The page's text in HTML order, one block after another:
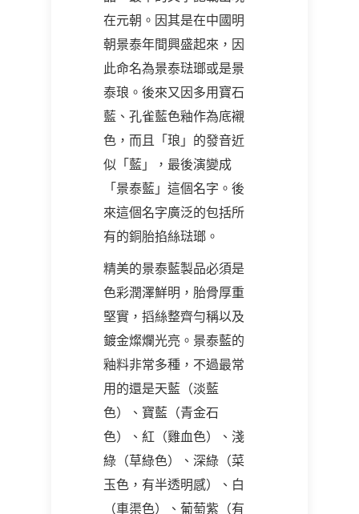
在元朝。因其是在中國明
朝景泰年間興盛起來，因
此命名為景泰琺瑯或是景
泰琅。後來又因多用寶石
藍、孔雀藍色釉作為底襯
色，而且「琅」的發音近
似「藍」，最後演變成
「景泰藍」這個名字。後
來這個名字廣泛的包括所
有的銅胎掐絲琺瑯。
精美的景泰藍製品必須是
色彩潤澤鮮明，胎骨厚重
堅實，搯絲整齊勻稱以及
鍍金燦爛光亮。景泰藍的
釉料非常多種，不過最常
用的還是天藍（淡藍
色）、寶藍（青金石
色）、紅（雞血色）、淺
綠（草綠色）、深綠（菜
玉色，有半透明感）、白
（車渠色）、葡萄紫（有